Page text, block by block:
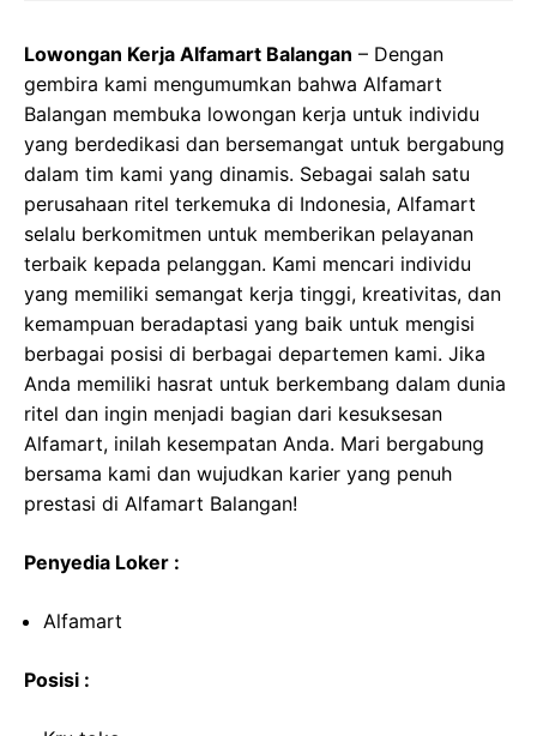
Lowongan Kerja Alfamart Balangan – Dengan
gembira kami mengumumkan bahwa Alfamart
Balangan membuka lowongan kerja untuk individu
yang berdedikasi dan bersemangat untuk bergabung
dalam tim kami yang dinamis. Sebagai salah satu
perusahaan ritel terkemuka di Indonesia, Alfamart
selalu berkomitmen untuk memberikan pelayanan
terbaik kepada pelanggan. Kami mencari individu
yang memiliki semangat kerja tinggi, kreativitas, dan
kemampuan beradaptasi yang baik untuk mengisi
berbagai posisi di berbagai departemen kami. Jika
Anda memiliki hasrat untuk berkembang dalam dunia
ritel dan ingin menjadi bagian dari kesuksesan
Alfamart, inilah kesempatan Anda. Mari bergabung
bersama kami dan wujudkan karier yang penuh
prestasi di Alfamart Balangan!
Penyedia Loker :
Alfamart
Posisi :